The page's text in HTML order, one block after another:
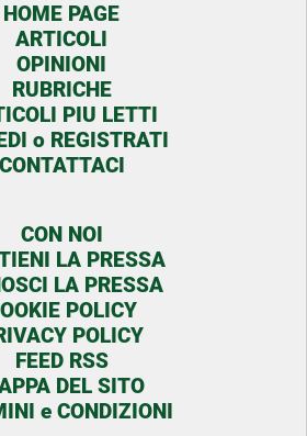
HOME PAGE
ARTICOLI
OPINIONI
RUBRICHE
PIU LETTI
o REGISTRATI
CONTATTACI
CON NOI
LA PRESSA
LA PRESSA
POLICY
POLICY
FEED RSS
DEL SITO
e CONDIZIONI